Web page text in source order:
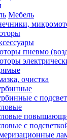
Мебель
пневмо
очистка
с
с